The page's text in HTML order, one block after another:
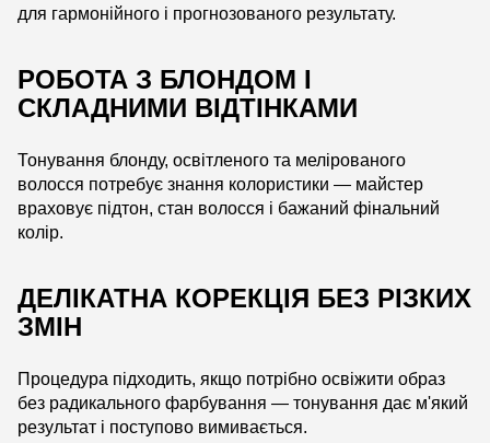
для гармонійного і прогнозованого результату.
РОБОТА З БЛОНДОМ І
СКЛАДНИМИ ВІДТІНКАМИ
Тонування блонду, освітленого та мелірованого
волосся потребує знання колористики — майстер
враховує підтон, стан волосся і бажаний фінальний
колір.
ДЕЛІКАТНА КОРЕКЦІЯ БЕЗ РІЗКИХ
ЗМІН
Процедура підходить, якщо потрібно освіжити образ
без радикального фарбування — тонування дає м'який
результат і поступово вимивається.